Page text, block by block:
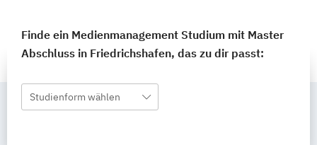
Finde ein Medienmanagement Studium mit Master
Abschluss in Friedrichshafen, das zu dir passt:
Studienform wählen